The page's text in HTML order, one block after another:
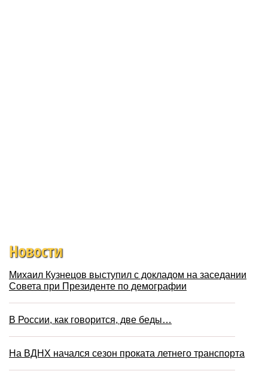
Новости
Михаил Кузнецов выступил с докладом на заседании
Совета при Президенте по демографии
В России, как говорится, две беды…
На ВДНХ начался сезон проката летнего транспорта